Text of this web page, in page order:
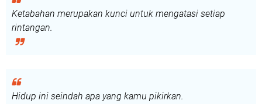
Ketabahan merupakan kunci untuk mengatasi setiap
rintangan.
Hidup ini seindah apa yang kamu pikirkan.